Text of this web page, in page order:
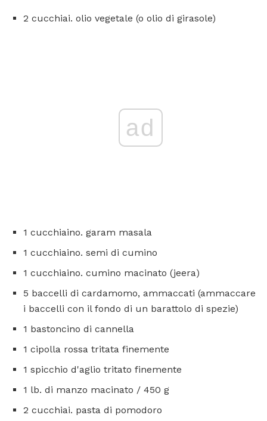
2 cucchiai. olio vegetale (o olio di girasole)
ad
1 cucchiaino. garam masala
1 cucchiaino. semi di cumino
1 cucchiaino. cumino macinato (jeera)
5 baccelli di cardamomo, ammaccati (ammaccare
i baccelli con il fondo di un barattolo di spezie)
1 bastoncino di cannella
1 cipolla rossa tritata finemente
1 spicchio d'aglio tritato finemente
1 lb. di manzo macinato / 450 g
2 cucchiai. pasta di pomodoro